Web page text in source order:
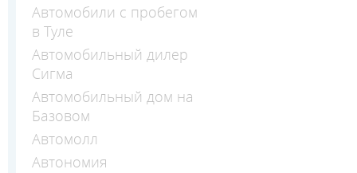
Автомобили с пробегом
в Туле
Автомобильный дилер
Сигма
Автомобильный дом на
Базовом
Автомолл
Автономия